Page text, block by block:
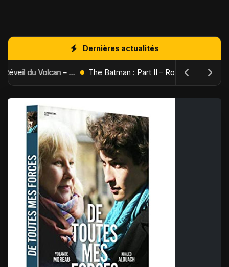
Dernières actualités
L'Âge de Glace : Le Réveil du Volcan – Manny, Sid et Diego de retour pour une aventure explosive The Batman : Part II – Robert Pattinson replonge dans les ténèbres de Gotham dès octobre 2027